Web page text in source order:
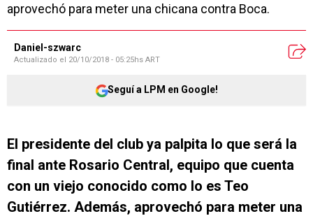
aprovechó para meter una chicana contra Boca.
Daniel-szwarc
Actualizado el 20/10/2018 - 05:25hs ART
Seguí a LPM en Google!
El presidente del club ya palpita lo que será la
final ante Rosario Central, equipo que cuenta
con un viejo conocido como lo es Teo
Gutiérrez. Además, aprovechó para meter una